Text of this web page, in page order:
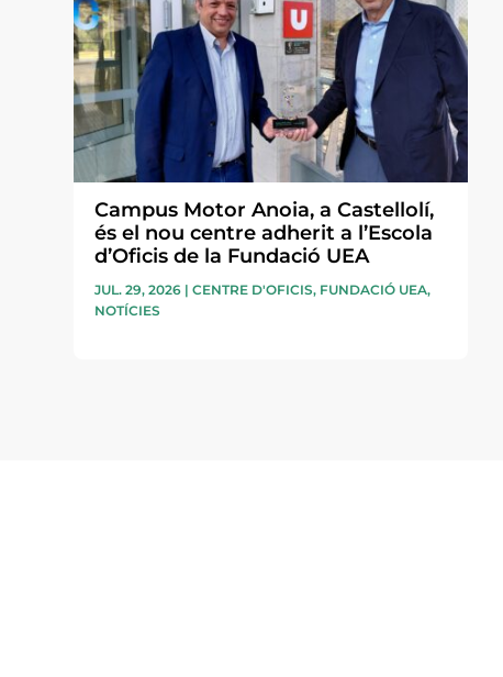
Campus Motor Anoia, a Castellolí,
és el nou centre adherit a l’Escola
d’Oficis de la Fundació UEA
JUL. 29, 2026 |CENTRE D'OFICIS, FUNDACIÓ UEA,
NOTÍCIES